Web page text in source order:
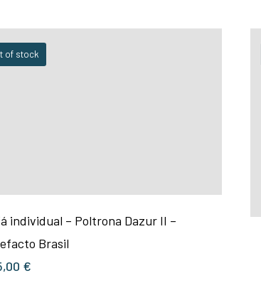
of stock
individual – Poltrona Dazur II –
Brasil
€